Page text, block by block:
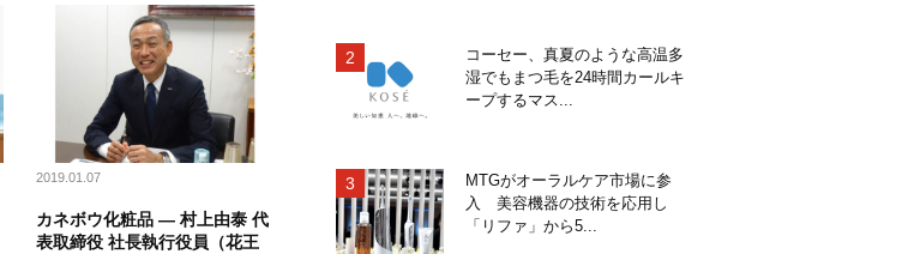
2019.01.07
カネボウ化粧品 ― 村上由泰 代
表取締役 社長執行役員（花王
コーセー、真夏のような高温多
湿でもまつ毛を24時間カールキ
ープするマス...
MTGがオーラルケア市場に参
入 美容機器の技術を応用し
「リファ」から5...